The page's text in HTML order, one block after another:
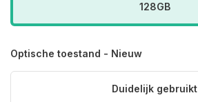
128GB
Optische toestand - Nieuw
Duidelijk gebruikt